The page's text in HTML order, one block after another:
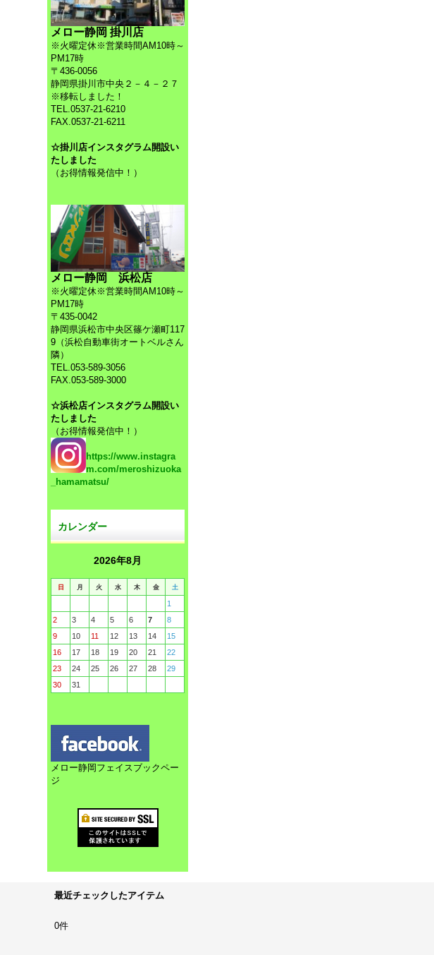
メロー静岡 掛川店
※火曜定休※営業時間AM10時～
PM17時
〒436-0056
静岡県掛川市中央２－４－２７
※移転しました！
TEL.0537-21-6210
FAX.0537-21-6211
☆掛川店インスタグラム開設い
たしました
（お得情報発信中！）
メロー静岡 浜松店
※火曜定休※営業時間AM10時～
PM17時
〒435-0042
静岡県浜松市中央区篠ケ瀬町117
9（浜松自動車街オートベルさん
隣）
TEL.053-589-3056
FAX.053-589-3000
☆浜松店インスタグラム開設い
たしました
（お得情報発信中！）
https://www.instagra
m.com/meroshizuoka
_hamamatsu/
カレンダー
2026年8月
日 月 火 水 木 金 土
1
2
3 4 5 6 7
8
9
10 11 12 13 14
15
16
17 18 19 20 21
22
23
24 25 26 27 28
29
30
31
メロー静岡フェイスブックペー
ジ
最近チェックしたアイテム
0件